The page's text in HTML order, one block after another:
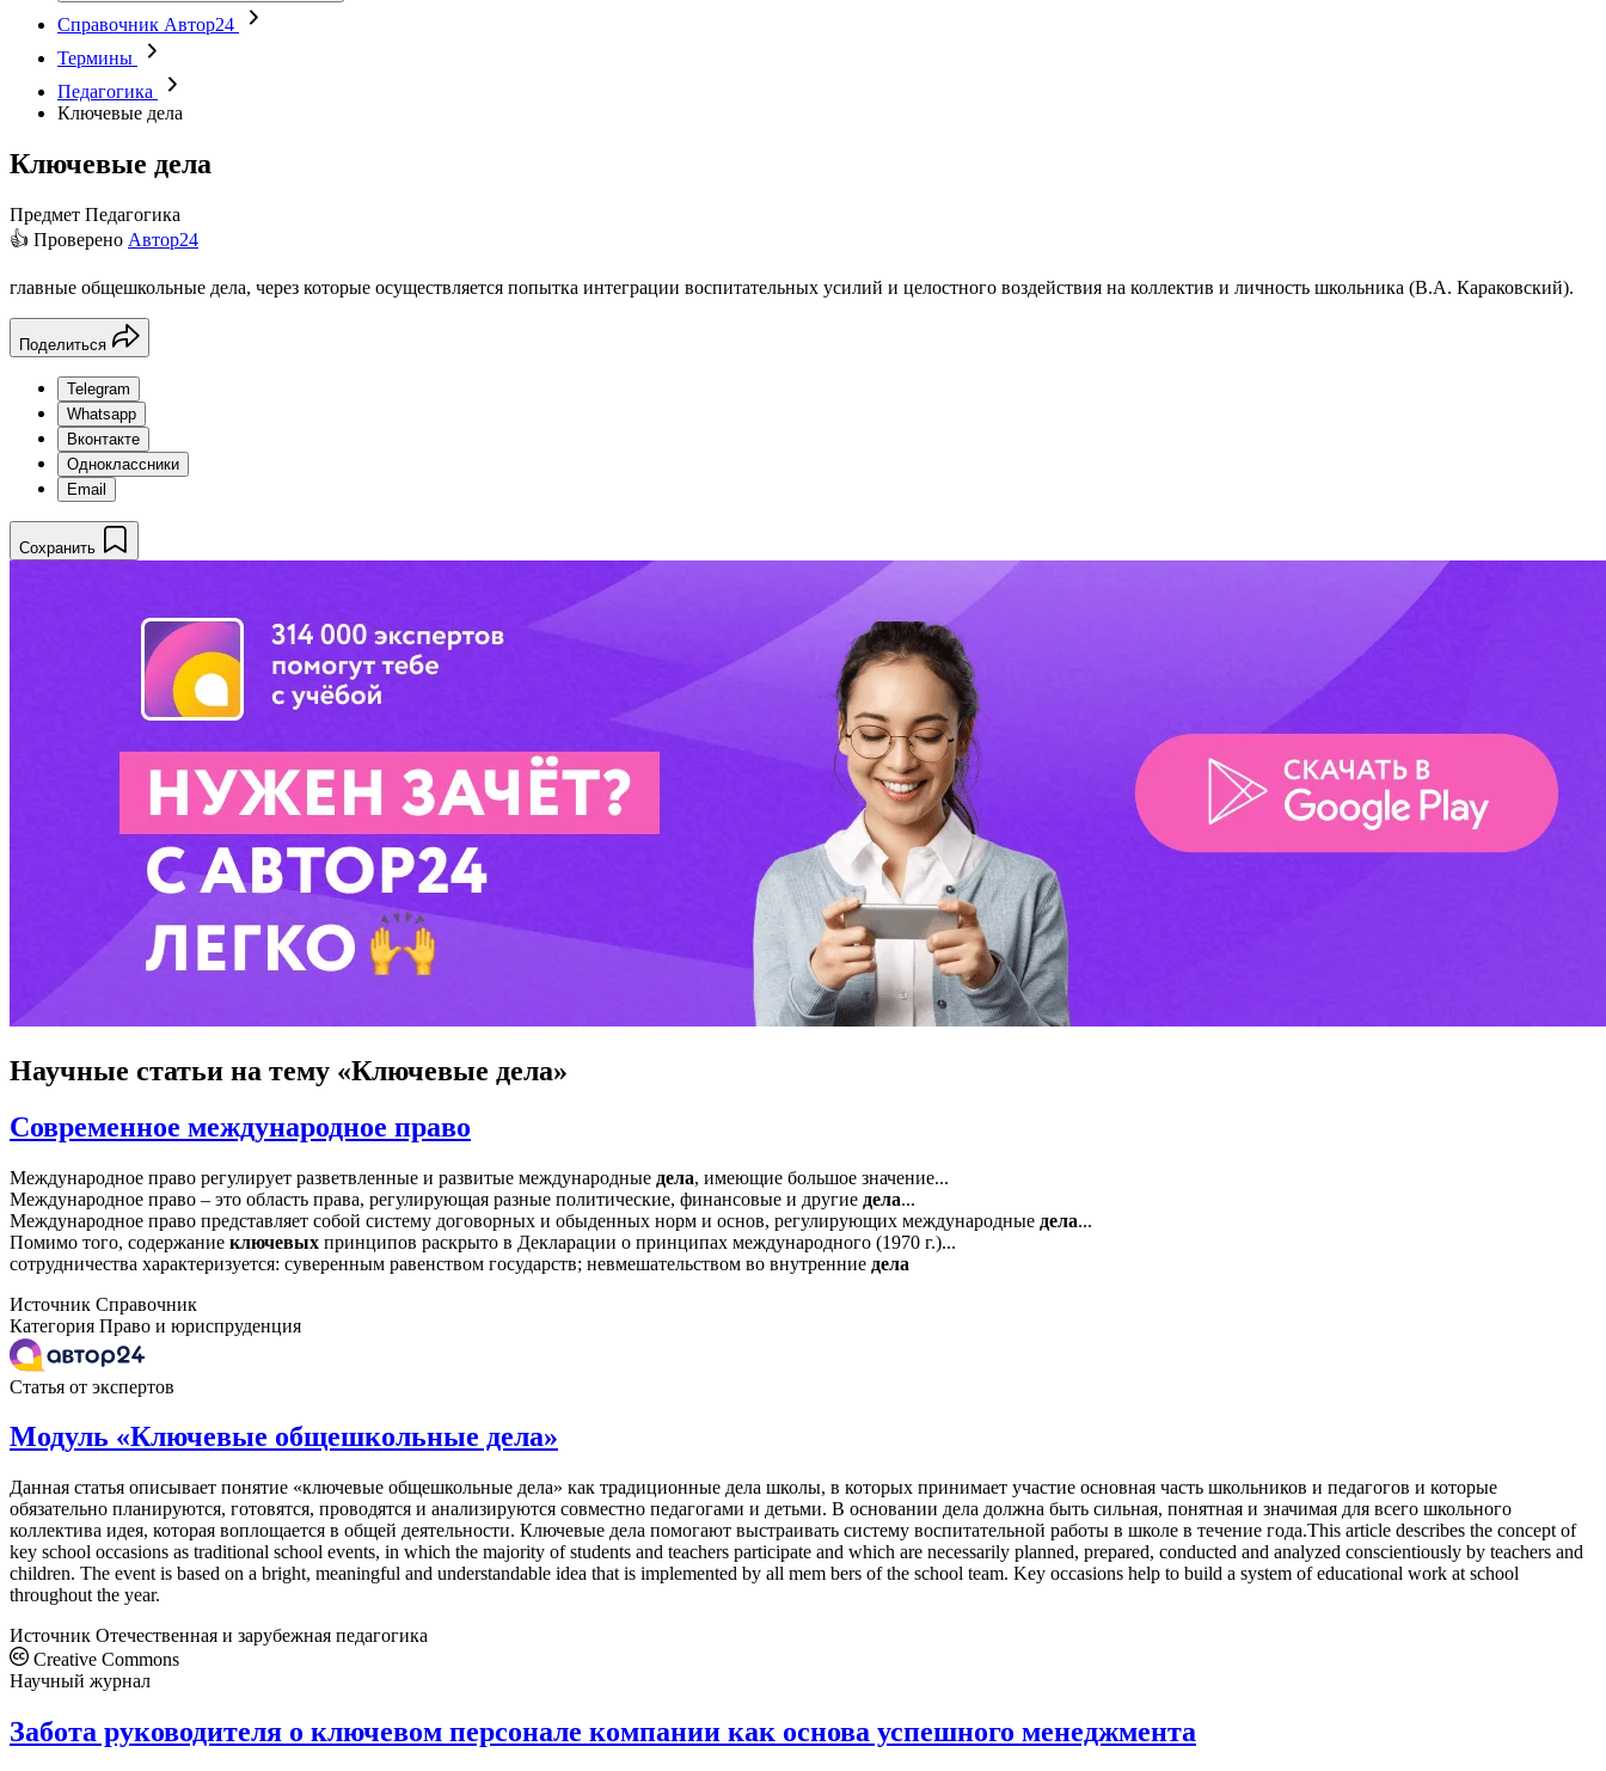
Справочник Автор24
Термины
Педагогика
Ключевые дела
Ключевые дела
Предмет Педагогика
👍 Проверено Автор24
главные общешкольные дела, через которые осуществляется попытка интеграции воспитательных усилий и целостного воздействия на коллектив и личность школьника (В.А. Караковский).
Поделиться
Telegram
Whatsapp
Вконтакте
Одноклассники
Email
Сохранить
Научные статьи на тему «Ключевые дела»
Современное международное право
Международное право регулирует разветвленные и развитые международные дела, имеющие большое значение...
Международное право – это область права, регулирующая разные политические, финансовые и другие дела...
Международное право представляет собой систему договорных и обыденных норм и основ, регулирующих международные дела...
Помимо того, содержание ключевых принципов раскрыто в Декларации о принципах международного (1970 г.)...
сотрудничества характеризуется: суверенным равенством государств; невмешательством во внутренние дела
Источник Справочник
Категория Право и юриспруденция
Статья от экспертов
Модуль «Ключевые общешкольные дела»
Данная статья описывает понятие «ключевые общешкольные дела» как традиционные дела школы, в которых принимает участие основная часть школьников и педагогов и которые
обязательно планируются, готовятся, проводятся и анализируются совместно педагогами и детьми. В основании дела должна быть сильная, понятная и значимая для всего школьного
коллектива идея, которая воплощается в общей деятельности. Ключевые дела помогают выстраивать систему воспитательной работы в школе в течение года.This article describes the concept of
key school occasions as traditional school events, in which the majority of students and teachers participate and which are necessarily planned, prepared, conducted and analyzed conscientiously by teachers and
children. The event is based on a bright, meaningful and understandable idea that is implemented by all mem bers of the school team. Key occasions help to build a system of educational work at school
throughout the year.
Источник Отечественная и зарубежная педагогика
Creative Commons
Научный журнал
Забота руководителя о ключевом персонале компании как основа успешного менеджмента